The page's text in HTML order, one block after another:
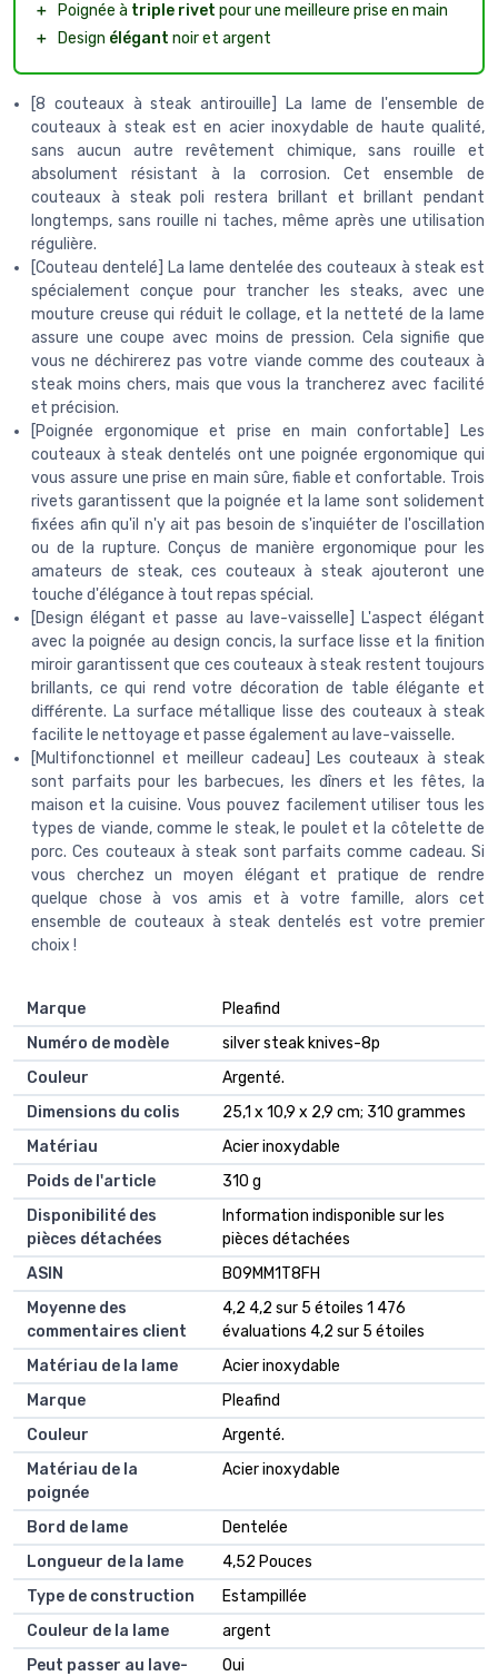
＋
Poignée à triple rivet pour une meilleure prise en main
＋
Design élégant noir et argent
[8 couteaux à steak antirouille] La lame de l'ensemble de
couteaux à steak est en acier inoxydable de haute qualité,
sans aucun autre revêtement chimique, sans rouille et
absolument résistant à la corrosion. Cet ensemble de
couteaux à steak poli restera brillant et brillant pendant
longtemps, sans rouille ni taches, même après une utilisation
régulière.
[Couteau dentelé] La lame dentelée des couteaux à steak est
spécialement conçue pour trancher les steaks, avec une
mouture creuse qui réduit le collage, et la netteté de la lame
assure une coupe avec moins de pression. Cela signifie que
vous ne déchirerez pas votre viande comme des couteaux à
steak moins chers, mais que vous la trancherez avec facilité
et précision.
[Poignée ergonomique et prise en main confortable] Les
couteaux à steak dentelés ont une poignée ergonomique qui
vous assure une prise en main sûre, fiable et confortable. Trois
rivets garantissent que la poignée et la lame sont solidement
fixées afin qu'il n'y ait pas besoin de s'inquiéter de l'oscillation
ou de la rupture. Conçus de manière ergonomique pour les
amateurs de steak, ces couteaux à steak ajouteront une
touche d'élégance à tout repas spécial.
[Design élégant et passe au lave-vaisselle] L'aspect élégant
avec la poignée au design concis, la surface lisse et la finition
miroir garantissent que ces couteaux à steak restent toujours
brillants, ce qui rend votre décoration de table élégante et
différente. La surface métallique lisse des couteaux à steak
facilite le nettoyage et passe également au lave-vaisselle.
[Multifonctionnel et meilleur cadeau] Les couteaux à steak
sont parfaits pour les barbecues, les dîners et les fêtes, la
maison et la cuisine. Vous pouvez facilement utiliser tous les
types de viande, comme le steak, le poulet et la côtelette de
porc. Ces couteaux à steak sont parfaits comme cadeau. Si
vous cherchez un moyen élégant et pratique de rendre
quelque chose à vos amis et à votre famille, alors cet
ensemble de couteaux à steak dentelés est votre premier
choix !
Marque
‎Pleafind
Numéro de modèle
‎silver steak knives-8p
Couleur
‎Argenté.
Dimensions du colis
‎25,1 x 10,9 x 2,9 cm; 310 grammes
Matériau
‎Acier inoxydable
Poids de l'article
‎310 g
Disponibilité des
pièces détachées
‎Information indisponible sur les
pièces détachées
ASIN
B09MM1T8FH
Moyenne des
commentaires client
4,2 4,2 sur 5 étoiles 1 476
évaluations 4,2 sur 5 étoiles
Matériau de la lame
Acier inoxydable
Marque
Pleafind
Couleur
Argenté.
Matériau de la
poignée
Acier inoxydable
Bord de lame
Dentelée
Longueur de la lame
4,52 Pouces
Type de construction
Estampillée
Couleur de la lame
argent
Peut passer au lave-
Oui